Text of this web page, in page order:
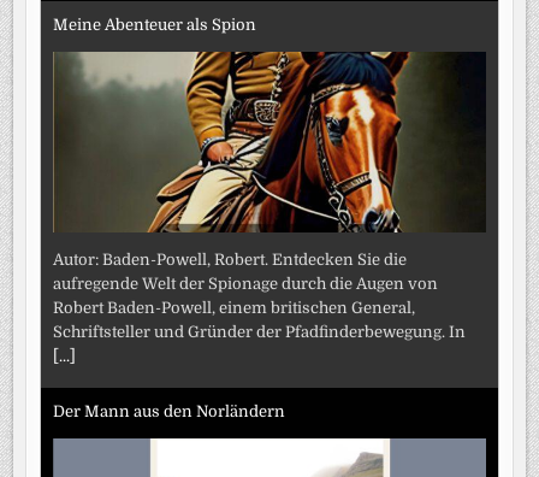
Meine Abenteuer als Spion
Autor: Baden-Powell, Robert. Entdecken Sie die
aufregende Welt der Spionage durch die Augen von
Robert Baden-Powell, einem britischen General,
Schriftsteller und Gründer der Pfadfinderbewegung. In
[...]
Der Mann aus den Norländern